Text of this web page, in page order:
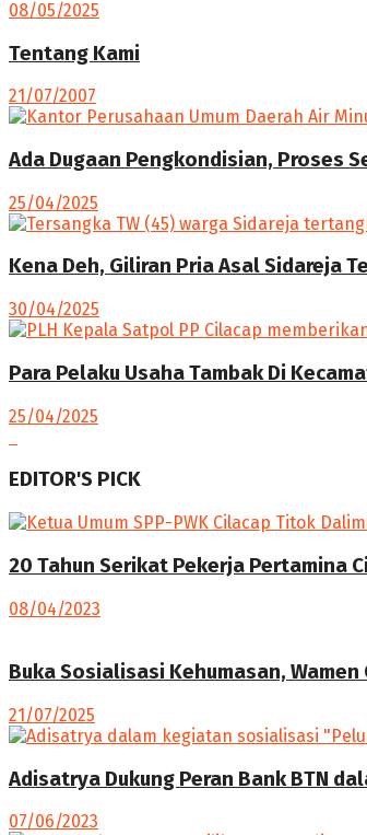
08/05/2025
Tentang Kami
21/07/2007
Ada Dugaan Pengkondisian, Proses
25/04/2025
Kena Deh, Giliran Pria Asal Sidareja
30/04/2025
Para Pelaku Usaha Tambak Di
25/04/2025
EDITOR'S PICK
20 Tahun Serikat Pekerja Pertamina
08/04/2023
Buka Sosialisasi Kehumasan,
21/07/2025
Adisatrya Dukung Peran Bank BTN
07/06/2023